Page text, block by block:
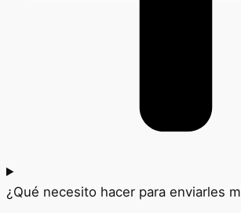
¿Qué necesito hacer para enviarles